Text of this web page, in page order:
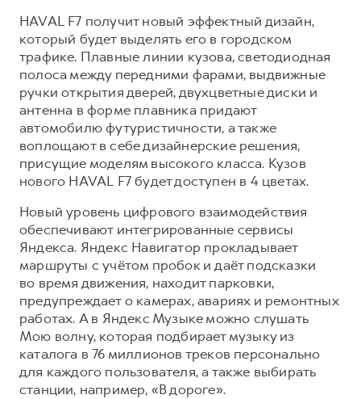
HAVAL F7 получит новый эффектный дизайн,
который будет выделять его в городском
трафике. Плавные линии кузова, светодиодная
полоса между передними фарами, выдвижные
ручки открытия дверей, двухцветные диски и
антенна в форме плавника придают
автомобилю футуристичности, а также
воплощают в себе дизайнерские решения,
присущие моделям высокого класса. Кузов
нового HAVAL F7 будет доступен в 4 цветах.
Новый уровень цифрового взаимодействия
обеспечивают интегрированные сервисы
Яндекса. Яндекс Навигатор прокладывает
маршруты с учётом пробок и даёт подсказки
во время движения, находит парковки,
предупреждает о камерах, авариях и ремонтных
работах. А в Яндекс Музыке можно слушать
Мою волну, которая подбирает музыку из
каталога в 76 миллионов треков персонально
для каждого пользователя, а также выбирать
станции, например, «В дороге».